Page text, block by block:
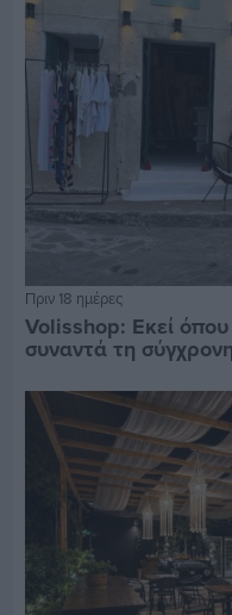
Πριν 18 ημέρες
Volisshop: Εκεί όπου
συναντά τη